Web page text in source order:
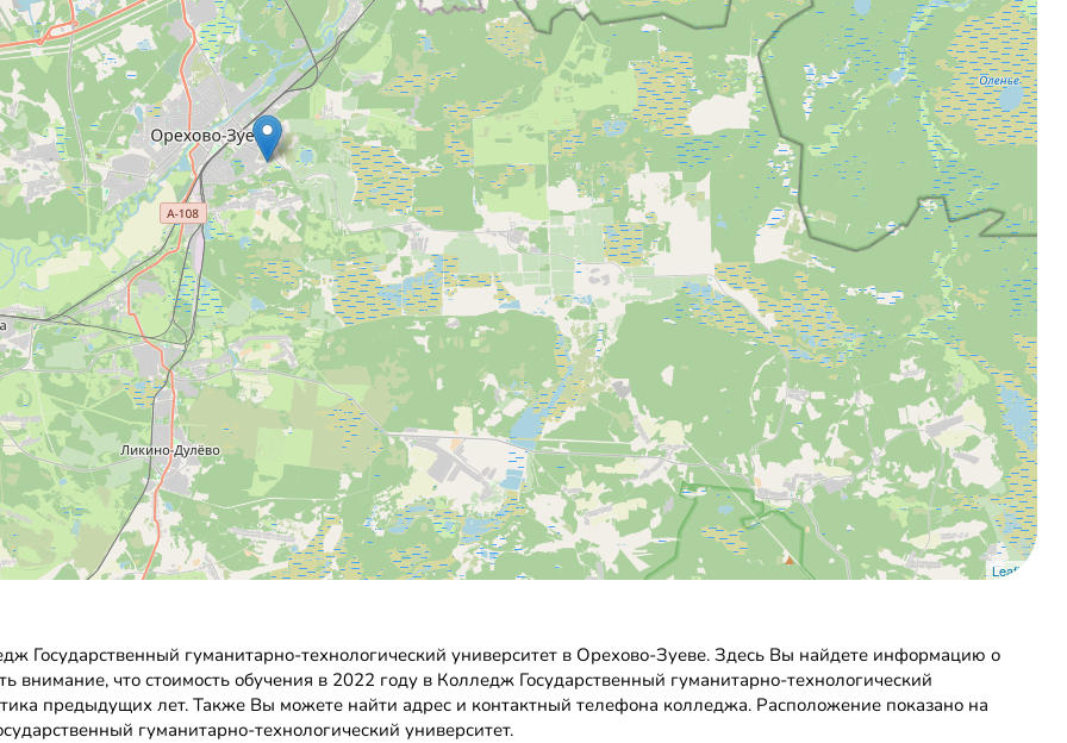
Leaflet
Государственный гуманитарно-технологический университет в Орехово-Зуеве. Здесь Вы найдете информацию о
внимание, что стоимость обучения в 2022 году в Колледж Государственный гуманитарно-технологический
предыдущих лет. Также Вы можете найти адрес и контактный телефона колледжа. Расположение показано на
гуманитарно-технологический университет.